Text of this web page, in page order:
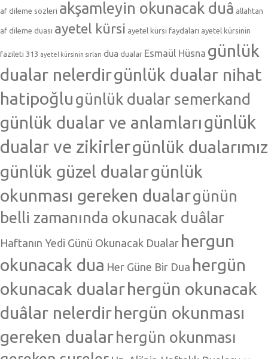
af dileme sözleri akşamleyin okunacak duâ allahtan
af dileme duası ayetel kürsi ayetel kürsi faydaları ayetel kürsinin
fazileti 313 ayetel kürsinin sırları dua dualar Esmaül Hüsna günlük
dualar nelerdirgünlük dualar nihat
hatipoğlu günlük dualar semerkand
günlük dualar ve anlamlarıgünlük
dualar ve zikirlergünlük dualarımız
günlük güzel dualargünlük
okunması gereken dualargünün
belli zamanında okunacak duâlar
Haftanın Yedi Günü Okunacak Dualar hergun
okunacak dua Her Güne Bir Dua hergün
okunacak dualarhergün okunacak
duâlar nelerdirhergün okunması
gereken dualar hergün okunması